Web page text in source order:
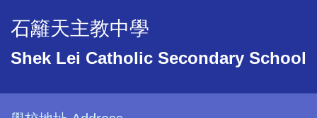
石籬天主教中學
Shek Lei Catholic Secondary School